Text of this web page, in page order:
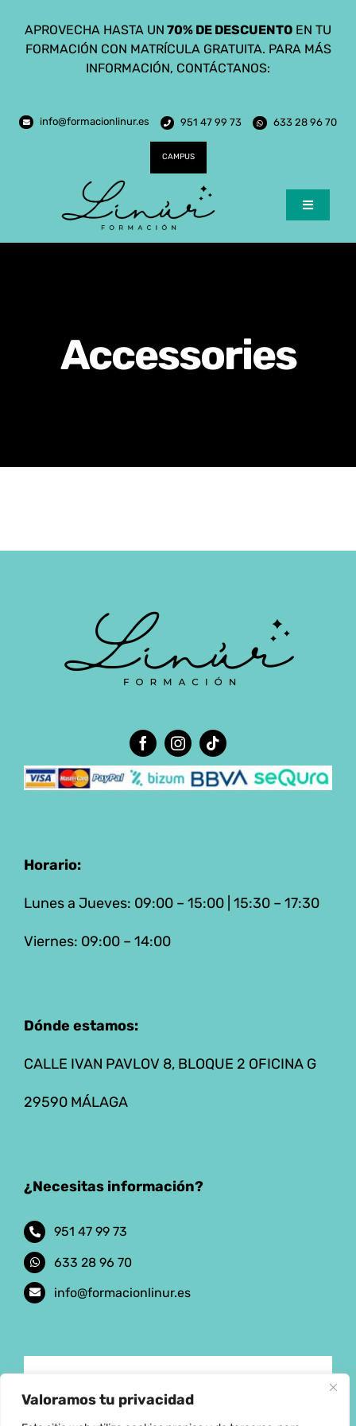
Valoramos tu privacidad
contenido
APROVECHA HASTA UN 70% DE DESCUENTO EN TU
FORMACIÓN CON MATRÍCULA GRATUITA. PARA MÁS
INFORMACIÓN, CONTÁCTANOS:
info@formacionlinur.es 951 47 99 73 633 28 96 70
CAMPUS
Toggle
Inicio
Certificados de Profesionalidad
Accessories
Horario:
Lunes a Jueves: 09:00 – 15:00 | 15:30 – 17:30
Viernes: 09:00 – 14:00
Dónde estamos:
CALLE IVAN PAVLOV 8, BLOQUE 2 OFICINA G
29590 MÁLAGA
¿Necesitas información?
951 47 99 73
633 28 96 70
info@formacionlinur.es